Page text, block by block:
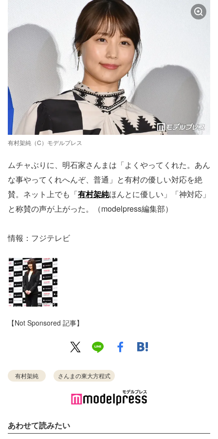
有村架純（C）モデルプレス
ムチャぶりに、明石家さんまは「よくやってくれた。あん
な事やってくれへんぞ、普通」と有村の優しい対応を絶
賛。ネット上でも「有村架純ほんとに優しい」「神対応」
と称賛の声が上がった。（modelpress編集部）
情報：フジテレビ
【Not Sponsored 記事】
有村架純 さんまの東大方程式
あわせて読みたい